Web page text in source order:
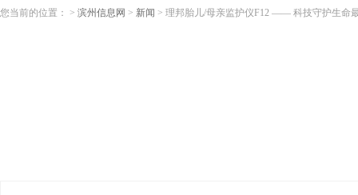
您当前的位置： > 滨州信息网 > 新闻 > 理邦胎儿/母亲监护仪F12 —— 科技守护生命